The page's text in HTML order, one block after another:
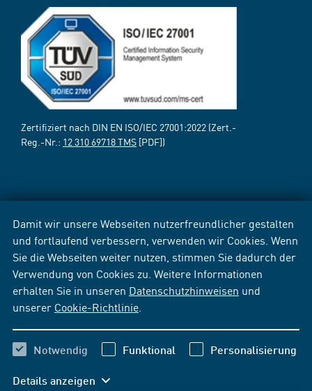
Damit wir unsere Webseiten nutzerfreundlicher gestalten
und fortlaufend verbessern, verwenden wir Cookies. Wenn
Sie die Webseiten weiter nutzen, stimmen Sie dadurch der
Verwendung von Cookies zu. Weitere Informationen
erhalten Sie in unseren Datenschutzhinweisen und
unserer Cookie-Richtlinie
Notwendig Funktional Personalisierung
Details anzeigen
Zertifiziert nach DIN EN ISO/IEC 27001:2022 (Zert.-
Reg.-Nr.: 12 310 69718 TMS [PDF])